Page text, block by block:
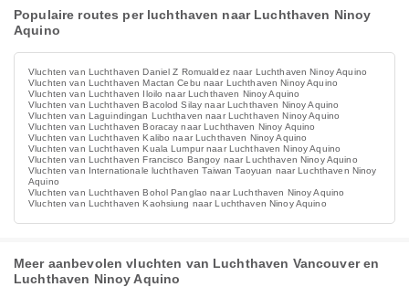
Populaire routes per luchthaven naar Luchthaven Ninoy
Aquino
Vluchten van Luchthaven Daniel Z Romualdez naar Luchthaven Ninoy Aquino
Vluchten van Luchthaven Mactan Cebu naar Luchthaven Ninoy Aquino
Vluchten van Luchthaven Iloilo naar Luchthaven Ninoy Aquino
Vluchten van Luchthaven Bacolod Silay naar Luchthaven Ninoy Aquino
Vluchten van Laguindingan Luchthaven naar Luchthaven Ninoy Aquino
Vluchten van Luchthaven Boracay naar Luchthaven Ninoy Aquino
Vluchten van Luchthaven Kalibo naar Luchthaven Ninoy Aquino
Vluchten van Luchthaven Kuala Lumpur naar Luchthaven Ninoy Aquino
Vluchten van Luchthaven Francisco Bangoy naar Luchthaven Ninoy Aquino
Vluchten van Internationale luchthaven Taiwan Taoyuan naar Luchthaven Ninoy
Aquino
Vluchten van Luchthaven Bohol Panglao naar Luchthaven Ninoy Aquino
Vluchten van Luchthaven Kaohsiung naar Luchthaven Ninoy Aquino
Meer aanbevolen vluchten van Luchthaven Vancouver en
Luchthaven Ninoy Aquino